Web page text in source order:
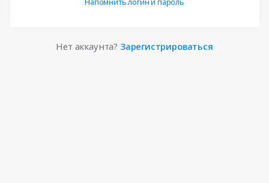
Нет аккаунта? Зарегистрироваться